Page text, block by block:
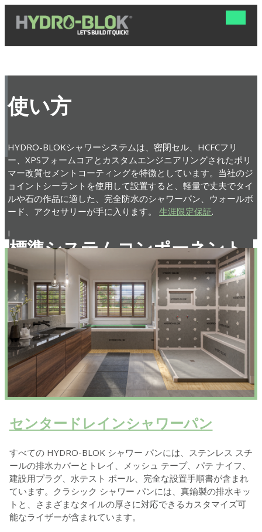
ョ
使い方
HYDRO-BLOKシャワーシステムは、密閉セル、HCFCフリ
ー、XPSフォームコアとカスタムエンジニアリングされたポリ
マー改質セメントコーティングを特徴としています。当社のジ
ョイントシーラントを使用して設置すると、軽量で丈夫でタイ
ルや石の作品に適した、完全防水のシャワーパン、ウォールボ
ード、アクセサリーが手に入ります。 生涯限定保証.
HYDRO-BLOK 製品は ICC-ES 認定を受けています。
標準システムコンポーネント
センタードレインシャワーパン
すべての HYDRO-BLOK シャワー パンには、ステンレス スチ
ールの排水カバーとトレイ、メッシュ テープ、パテ ナイフ、
建設用プラグ、水テスト ボール、完全な設置手順書が含まれ
ています。クラシック シャワー パンには、真鍮製の排水キッ
トと、さまざまなタイルの厚さに対応できるカスタマイズ可
能なライザーが含まれています。